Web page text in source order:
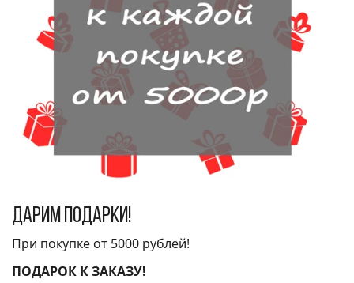
Дарим подарки!
При покупке от 5000 рублей!
ПОДАРОК К ЗАКАЗУ!